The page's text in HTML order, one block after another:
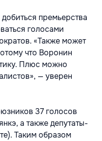
премьерства
голосами
«Также может
что Воронин
Плюс можно
— уверен
37 голосов
а также депутаты-
Таким образом